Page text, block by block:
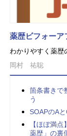
薬歴ビフォーア
わかりやすく薬歴
岡村 祐聡
箇条書きで
う
SOAPのA
【ほぼ満
薬歴」の裏